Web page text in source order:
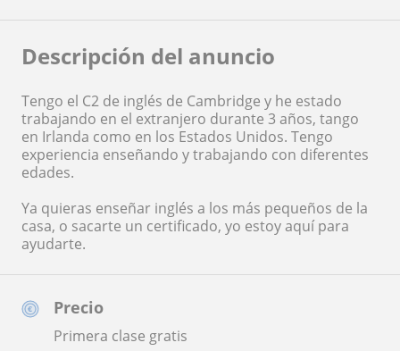
Precio
Primera clase gratis
Descripción del anuncio
Tengo el C2 de inglés de Cambridge y he estado
trabajando en el extranjero durante 3 años, tango
en Irlanda como en los Estados Unidos. Tengo
experiencia enseñando y trabajando con diferentes
edades.
Ya quieras enseñar inglés a los más pequeños de la
casa, o sacarte un certificado, yo estoy aquí para
ayudarte.